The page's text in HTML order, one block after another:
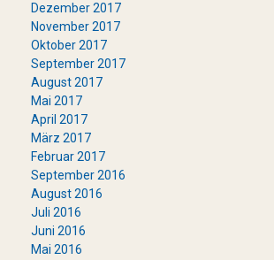
Dezember 2017
November 2017
Oktober 2017
September 2017
August 2017
Mai 2017
April 2017
März 2017
Februar 2017
September 2016
August 2016
Juli 2016
Juni 2016
Mai 2016